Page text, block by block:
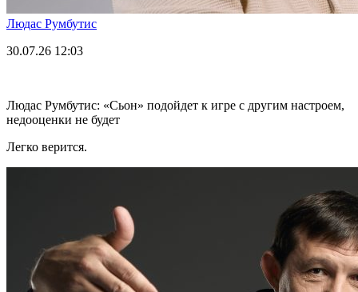
Людас Румбутис
30.07.26 12:03
Людас Румбутис: «Сьон» подойдет к игре с другим настроем,
недооценки не будет
Легко верится.